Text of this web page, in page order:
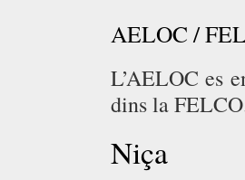
AELOC /
L’AELOC es
dins la
Niça